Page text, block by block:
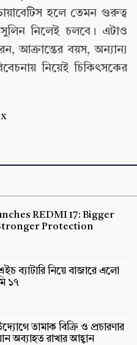
হলে তেমন গুরুত্ব
নিলেই চলবে। এটাও
আক্রান্তের বয়স, অন্যান্য
নিয়েই চিকিৎসকের
REDMI 17: Bigger
Protection
ব্যাটারি নিয়ে বাজারে এলো
১৭
তামাক বিক্রি ও প্রচারণার
অব্যাহত রাখার আহ্বান